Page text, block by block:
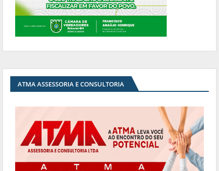
ATMA ASSESSORIA E CONSULTORIA